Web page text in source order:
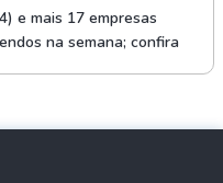
e mais 17 empresas
na semana; confira